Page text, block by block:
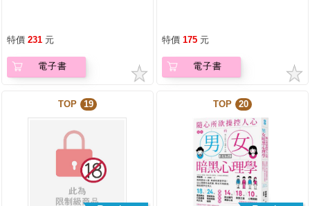
特價 231 元
電子書
特價 175 元
電子書
TOP 19 TOP 20